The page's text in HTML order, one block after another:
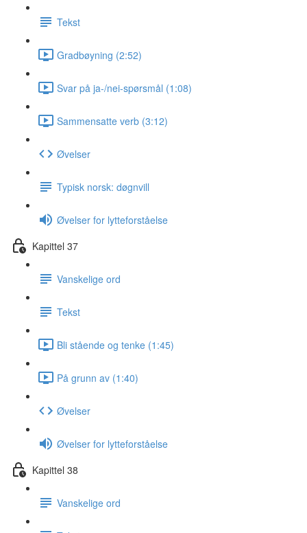
Tekst
Gradbøyning (2:52)
Svar på ja-/nei-spørsmål (1:08)
Sammensatte verb (3:12)
Øvelser
Typisk norsk: døgnvill
Øvelser for lytteforståelse
Kapittel 37
Vanskelige ord
Tekst
Bli stående og tenke (1:45)
På grunn av (1:40)
Øvelser
Øvelser for lytteforståelse
Kapittel 38
Vanskelige ord